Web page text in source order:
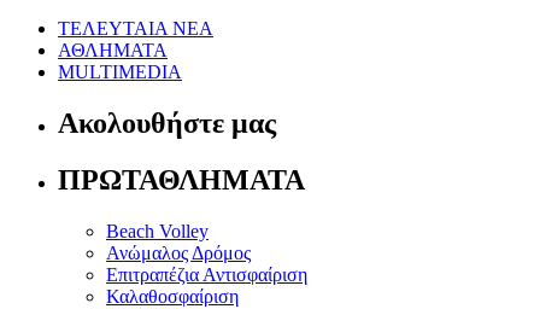
ΤΕΛΕΥΤΑΙΑ ΝΕΑ
ΑΘΛΗΜΑΤΑ
MULTIMEDIA
Ακολουθήστε μας
ΠΡΩΤΑΘΛΗΜΑΤΑ
Beach Volley
Ανώμαλος Δρόμος
Επιτραπέζια Αντισφαίριση
Καλαθοσφαίριση